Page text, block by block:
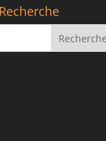
Recherche